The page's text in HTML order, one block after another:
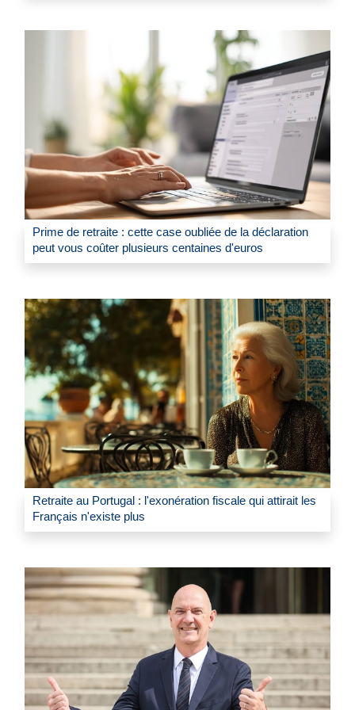
Prime de retraite : cette case oubliée de la déclaration
peut vous coûter plusieurs centaines d'euros
Retraite au Portugal : l'exonération fiscale qui attirait les
Français n'existe plus